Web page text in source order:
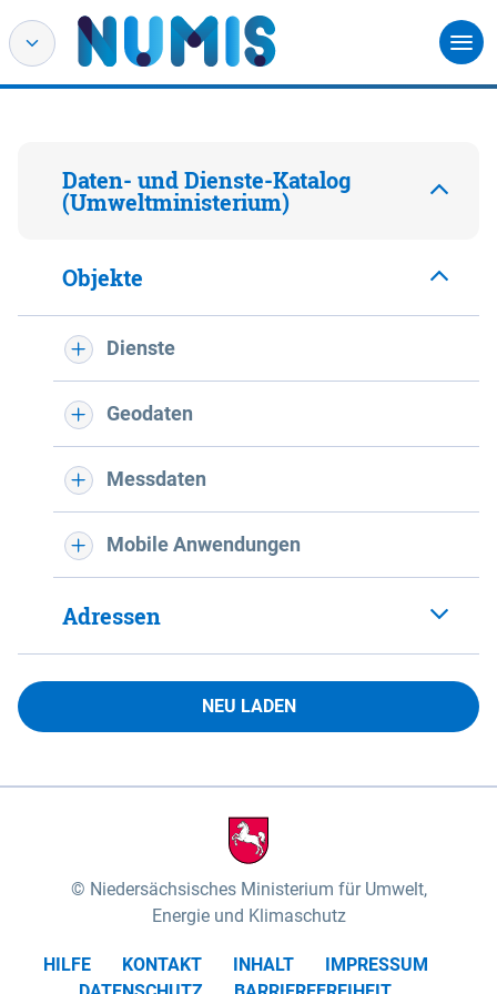
Daten- und Dienste-Katalog
(Umweltministerium)
Objekte
Dienste
Geodaten
Messdaten
Mobile Anwendungen
Adressen
NEU LADEN
Niedersächsisches Ministerium für Umwelt,
Energie und Klimaschutz
HILFE KONTAKT INHALT
IMPRESSUM